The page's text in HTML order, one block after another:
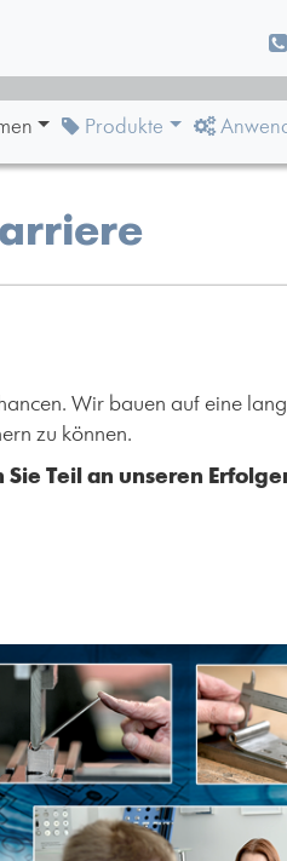
Produkte
Wir bauen auf eine
zu können.
Teil an unseren